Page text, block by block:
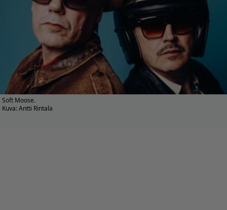
Soft Moose.
Kuva: Antti Rintala